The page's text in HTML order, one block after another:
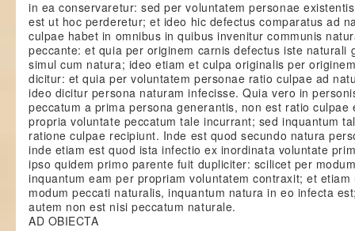
in ea conservaretur: sed per voluntatem personae
est ut hoc perderetur; et ideo hic defectus comparatus ad
culpae habet in omnibus in quibus invenitur communis
peccante: et quia per originem carnis defectus iste naturali
simul cum natura; ideo etiam et culpa originalis per
dicitur: et quia per voluntatem personae ratio culpae ad
ideo dicitur persona naturam infecisse. Quia vero in
peccatum a prima persona generantis, non est ratio culpae
propria voluntate peccatum tale incurrant; sed inquantum
ratione culpae recipiunt. Inde est quod secundo natura
inde etiam est quod ista infectio ex inordinata voluntate
ipso quidem primo parente fuit dupliciter: scilicet per
inquantum eam per propriam voluntatem contraxit; et
modum peccati naturalis, inquantum natura in eo infecta
autem non est nisi peccatum naturale.
AD OBIECTA